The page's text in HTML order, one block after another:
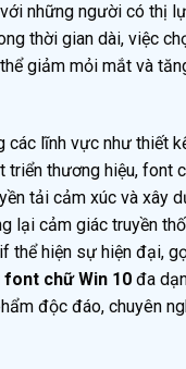
những người có thị
thời gian dài, việc
giảm mỏi mắt và
các lĩnh vực như thiết
triển thương hiệu, font
tải cảm xúc và xây
lại cảm giác truyền
thể hiện sự hiện đại,
font chữ Win 10 đa
độc đáo, chuyên